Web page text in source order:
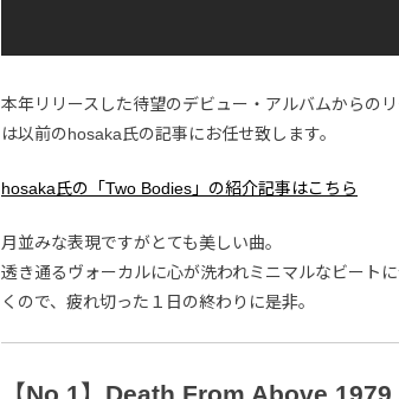
本年リリースした待望のデビュー・アルバムからの
は以前のhosaka氏の記事にお任せ致します。
hosaka氏の「Two Bodies」の紹介記事はこちら
月並みな表現ですがとても美しい曲。
透き通るヴォーカルに心が洗われミニマルなビート
くので、疲れ切った１日の終わりに是非。